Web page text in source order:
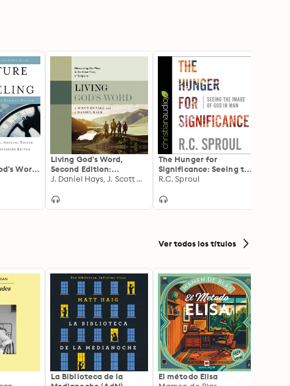
Word
Living God's Word,
Second Edition:
Discovering Our Place in
Scripture
J. Daniel Hays, J. Scott Duvall
The Hunger for
Significance: Seeing the
Image of God in Man
R.C. Sproul
Ver todos los títulos
La Biblioteca de la
El método Elisa